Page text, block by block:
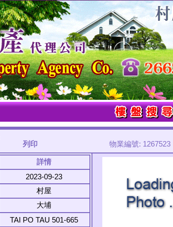
列印 物業編號: 1267523
詳情
2023-09-23
村屋
大埔
TAI PO TAU 501-665